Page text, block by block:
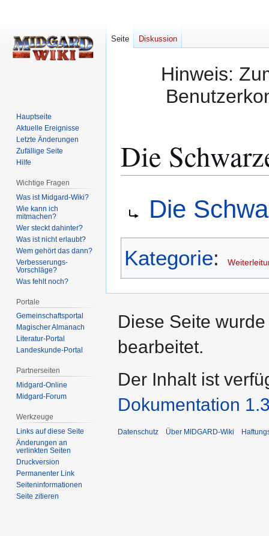
Hinweis:
Die
Navigation
springen
springenDie
Kategorie:
Seite Diskussion
Hauptseite
Aktuelle Ereignisse
Letzte Änderungen
Zufällige Seite
Hilfe
Wichtige Fragen
Was ist Midgard-Wiki?
Wie kann ich
mitmachen?
Wer steckt dahinter?
Was ist nicht erlaubt?
Wem gehört das dann?
Verbesserungs-
Vorschläge?
Was fehlt noch?
Portale
Gemeinschafts­portal
Magischer Almanach
Literatur-Portal
Landeskunde-Portal
Partnerseiten
Midgard-Online
Midgard-Forum
Werkzeuge
Links auf diese Seite
Änderungen an
verlinkten Seiten
Druckversion
Permanenter Link
Seiten­­informationen
Seite zitieren
Diese Seite
bearbeitet.
Der Inhalt ist
Dokumentation
Datenschutz Über MIDGARD-Wiki